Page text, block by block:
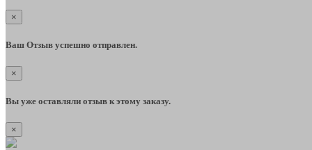
×
Ваш Отзыв успешно отправлен.
×
Вы уже оставляли отзыв к этому заказу.
×